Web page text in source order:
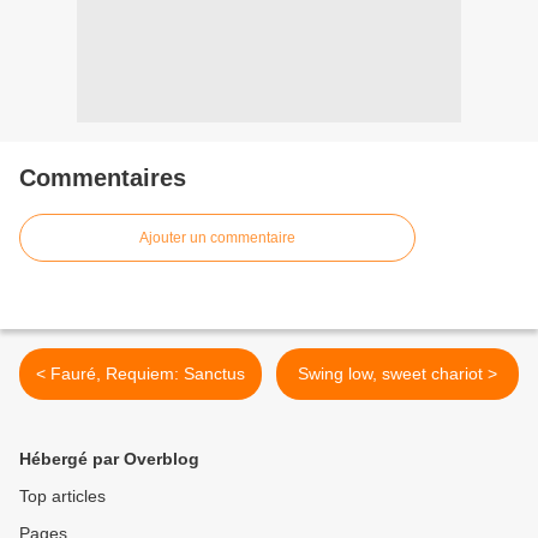
Commentaires
Ajouter un commentaire
< Fauré, Requiem: Sanctus Swing low, sweet chariot >
Hébergé par Overblog
Top articles
Pages